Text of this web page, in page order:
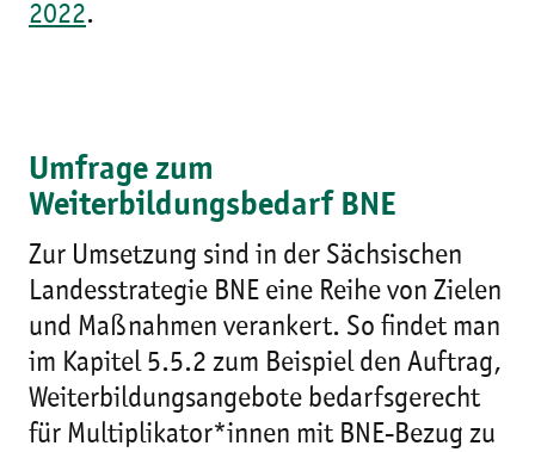
2022.
Umfrage zum
Weiterbildungsbedarf BNE
Zur Umsetzung sind in der Sächsischen
Landesstrategie BNE eine Reihe von Zielen
und Maßnahmen verankert. So findet man
im Kapitel 5.5.2 zum Beispiel den Auftrag,
Weiterbildungsangebote bedarfsgerecht
für Multiplikator*innen mit BNE-Bezug zu